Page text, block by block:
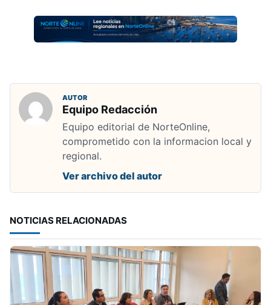
AUTOR
Equipo Redacción
Equipo editorial de NorteOnline,
comprometido con la informacion local y
regional.
Ver archivo del autor
NOTICIAS RELACIONADAS